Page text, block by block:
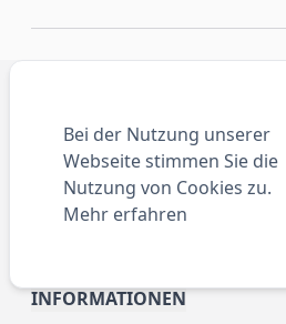
SERVICE
INFORMATIONEN
Bei der Nutzung unserer
Webseite stimmen Sie die
Nutzung von Cookies zu.
Mehr erfahren